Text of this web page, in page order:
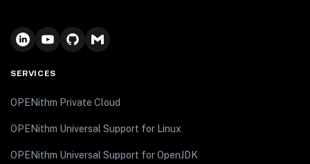
SERVICES
OPENithm Private Cloud
OPENithm Universal Support for Linux
OPENithm Universal Support for OpenJDK